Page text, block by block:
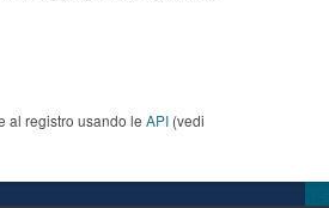
al registro usando le API (vedi